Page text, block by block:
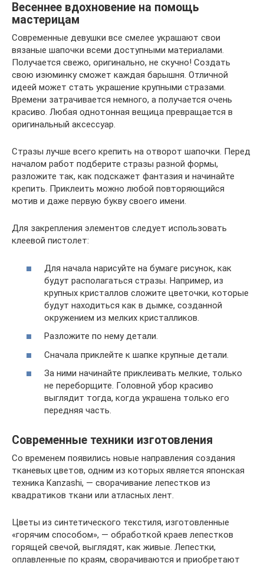
Весеннее вдохновение на помощь
мастерицам
Современные девушки все смелее украшают свои
вязаные шапочки всеми доступными материалами.
Получается свежо, оригинально, не скучно! Создать
свою изюминку сможет каждая барышня. Отличной
идеей может стать украшение крупными стразами.
Времени затрачивается немного, а получается очень
красиво. Любая однотонная вещица превращается в
оригинальный аксессуар.
Стразы лучше всего крепить на отворот шапочки. Перед
началом работ подберите стразы разной формы,
разложите так, как подскажет фантазия и начинайте
крепить. Приклеить можно любой повторяющийся
мотив и даже первую букву своего имени.
Для закрепления элементов следует использовать
клеевой пистолет:
Для начала нарисуйте на бумаге рисунок, как
будут располагаться стразы. Например, из
крупных кристаллов сложите цветочки, которые
будут находиться как в дымке, созданной
окружением из мелких кристалликов.
Разложите по нему детали.
Сначала приклейте к шапке крупные детали.
За ними начинайте приклеивать мелкие, только
не переборщите. Головной убор красиво
выглядит тогда, когда украшена только его
передняя часть.
Современные техники изготовления
Со временем появились новые направления создания
тканевых цветов, одним из которых является японская
техника Kanzashi, — сворачивание лепестков из
квадратиков ткани или атласных лент.
Цветы из синтетического текстиля, изготовленные
«горячим способом», — обработкой краев лепестков
горящей свечой, выглядят, как живые. Лепестки,
оплавленные по краям, сворачиваются и приобретают